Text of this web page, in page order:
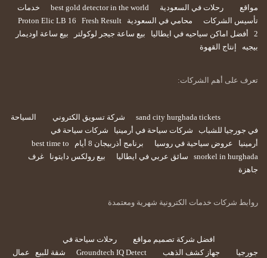
مواقع
رحلات في السعودية best gold detector in the world
خدمات
تأسيس الشركات
محامي في السعودية Proton Elic LB 16
Fresh Result
2
أفضل اماكن سياحيه في ايطاليا بيع ساعة جيجر لوكولتر
بيع ساعة اوديمار
بيجيه
إنتاج القهوة
تعرف على أهم الشركات:
sand city hurghada tickets شركة تسويق الكتروني
السياحة
في جورجيا للشباب
شركات سياحة في أرمينيا
شركات سياحة في
أرمينيا
عروض سياحية في روسيا برنامج أذربيجان 8 أيام
best time to
snorkel in hurghada
سائق عربي في ايطاليا بيع رولكس دايتونا
غرف
جاهزة
روابط شركات خدمات الكترونية شهرية ومعتمدة
افضل شركة تصميم مواقع
رحلات سياحة في
جورجيا
جهاز كشف الذهب Groundtech IQ Detect شقة للبيع
عمال